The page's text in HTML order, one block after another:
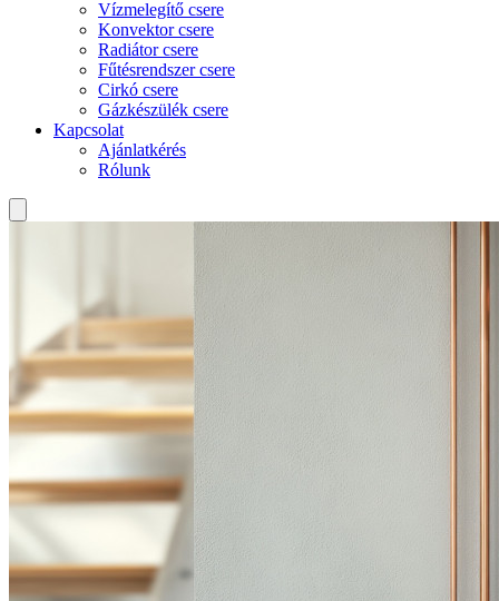
Vízmelegítő csere
Konvektor csere
Radiátor csere
Fűtésrendszer csere
Cirkó csere
Gázkészülék csere
Kapcsolat
Ajánlatkérés
Rólunk